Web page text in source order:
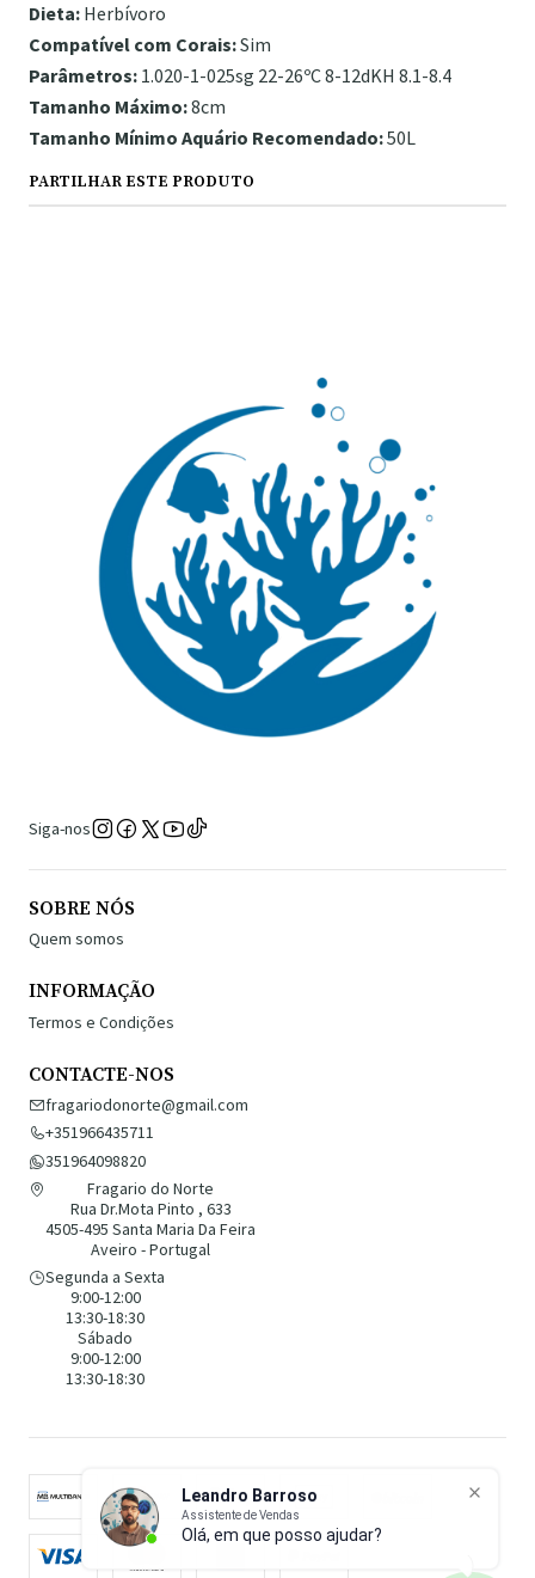
Leandro Barroso
Assistente de Vendas
Olá, em que posso ajudar?
Dieta: Herbívoro
Compatível com Corais:Sim
Parâmetros: 1.020-1-025sg 22-26ºC 8-12dKH 8.1-8.4
Tamanho Máximo:8cm
Tamanho Mínimo Aquário Recomendado:50L
PARTILHAR ESTE PRODUTO
Siga-nos
SOBRE NÓS
Quem somos
INFORMAÇÃO
Termos e Condições
CONTACTE-NOS
fragariodonorte@gmail.com
+351966435711
351964098820
Fragario do Norte
Rua Dr.Mota Pinto , 633
4505-495 Santa Maria Da Feira
Aveiro - Portugal
Segunda a Sexta
9:00-12:00
13:30-18:30
Sábado
9:00-12:00
13:30-18:30